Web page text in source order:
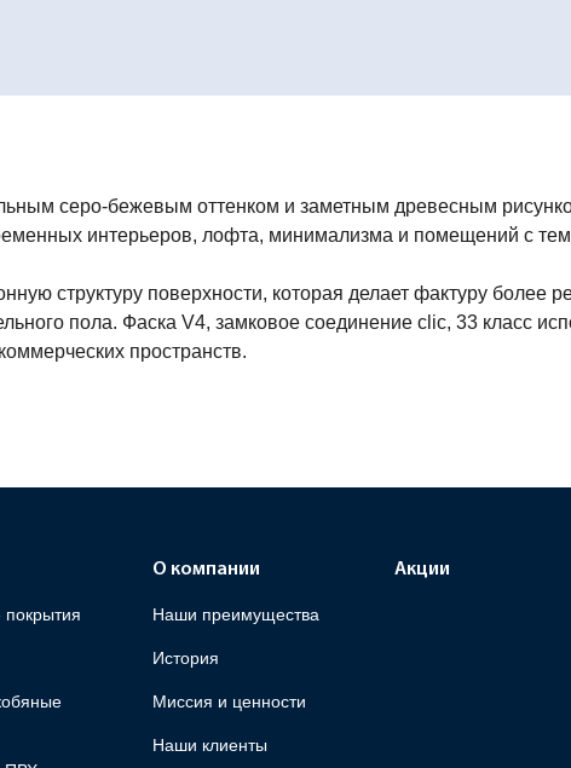
серо-бежевым оттенком и заметным древесным
интерьеров, лофта, минимализма и помещений с
структуру поверхности, которая делает фактуру более
пола. Фаска V4, замковое соединение clic, 33 класс
пространств.
О компании
Наши преимущества
История
Миссия и ценности
Наши клиенты
Акции